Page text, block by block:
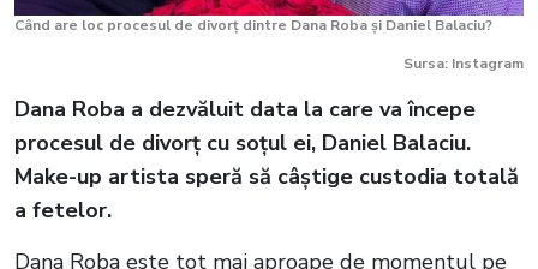
Când are loc procesul de divorț dintre Dana Roba și Daniel Balaciu?
Sursa: Instagram
Dana Roba a dezvăluit data la care va începe
procesul de divorț cu soțul ei, Daniel Balaciu.
Make-up artista speră să câștige custodia totală
a fetelor.
Dana Roba este tot mai aproape de momentul pe